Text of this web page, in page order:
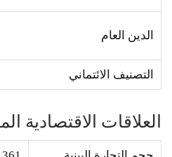
الدين العام
التصنيف الائتماني
العلاقات الاقتصادية